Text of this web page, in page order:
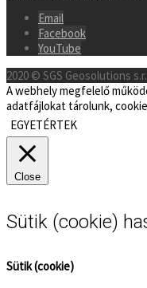
Email
Facebook
YouTube
2020 © SGS Geosolutions
A webhely megfelelő
adatfájlokat tárolunk,
EGYETÉRTEK
Close
Sütik (cookie)
Sütik (cookie)